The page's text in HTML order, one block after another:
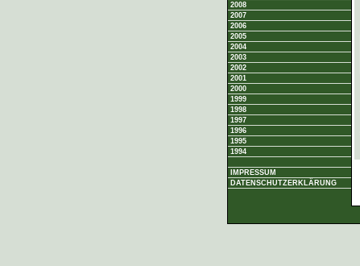
2008
2007
2006
2005
2004
2003
2002
2001
2000
1999
1998
1997
1996
1995
1994
IMPRESSUM
DATENSCHUTZERKLÄRUNG